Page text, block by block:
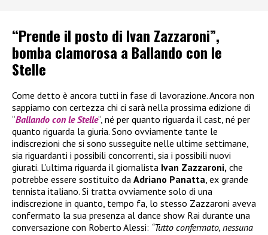
“Prende il posto di Ivan Zazzaroni”,
bomba clamorosa a Ballando con le
Stelle
Come detto è ancora tutti in fase di lavorazione. Ancora non
sappiamo con certezza chi ci sarà nella prossima edizione di
“Ballando con le Stelle“, né per quanto riguarda il cast, né per
quanto riguarda la giuria. Sono ovviamente tante le
indiscrezioni che si sono susseguite nelle ultime settimane,
sia riguardanti i possibili concorrenti, sia i possibili nuovi
giurati. L’ultima riguarda il giornalista Ivan Zazzaroni, che
potrebbe essere sostituito da Adriano Panatta , ex grande
tennista italiano. Si tratta ovviamente solo di una
indiscrezione in quanto, tempo fa, lo stesso Zazzaroni aveva
confermato la sua presenza al dance show Rai durante una
conversazione con Roberto Alessi: “Tutto confermato, nessuna